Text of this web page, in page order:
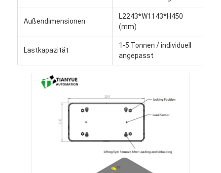
Außendimensionen
L2243*W1143*H450
(mm)
Lastkapazität
1-5 Tonnen / individuell
angepasst